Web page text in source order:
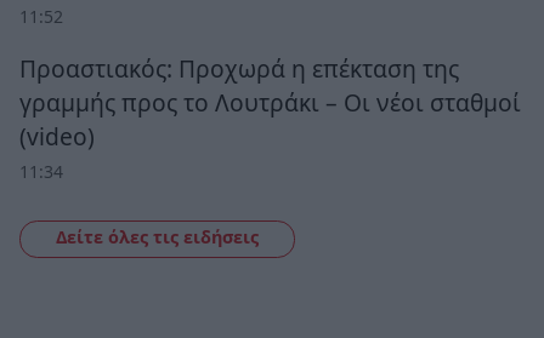
11:52
Προαστιακός: Προχωρά η επέκταση της
γραμμής προς το Λουτράκι – Οι νέοι σταθμοί
(video)
11:34
Δείτε όλες τις ειδήσεις